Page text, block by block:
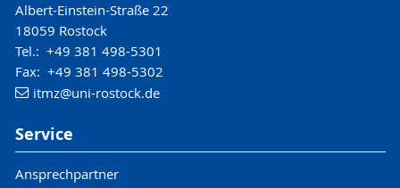
Albert-Einstein-Straße 22
18059 Rostock
Tel.: +49 381 498-5301
Fax: +49 381 498-5302
itmz@uni-rostock.de
Service
Ansprechpartner